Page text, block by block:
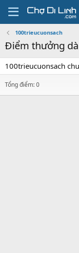
100trieucuonsach
Điểm thưởng
100trieucuonsach
Tổng điểm: 0